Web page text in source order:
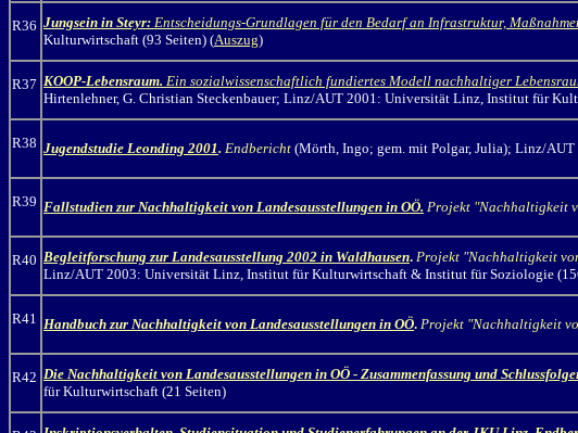
R36 Jungsein in Steyr: Entscheidungs-Grundlagen für den Bedarf an Infrastruktur,
Kulturwirtschaft (93 Seiten) (Auszug)
R37 KOOP-Lebensraum. Ein sozialwissenschaftlich fundiertes Modell nachhaltiger
Hirtenlehner, G. Christian Steckenbauer; Linz/AUT 2001: Universität Linz, Institut für
R38 Jugendstudie Leonding 2001. Endbericht (Mörth, Ingo; gem. mit Polgar, Julia); Linz/
R39 Fallstudien zur Nachhaltigkeit von Landesausstellungen in OÖ. Projekt "Nachhaltigkeit
R40 Begleitforschung zur Landesausstellung 2002 in Waldhausen. Projekt "Nachhaltigkeit
Linz/AUT 2003: Universität Linz, Institut für Kulturwirtschaft & Institut für Soziologie
R41 Handbuch zur Nachhaltigkeit von Landesausstellungen in OÖ. Projekt "Nachhaltigkeit
R42 Die Nachhaltigkeit von Landesausstellungen in OÖ - Zusammenfassung und
für Kulturwirtschaft (21 Seiten)